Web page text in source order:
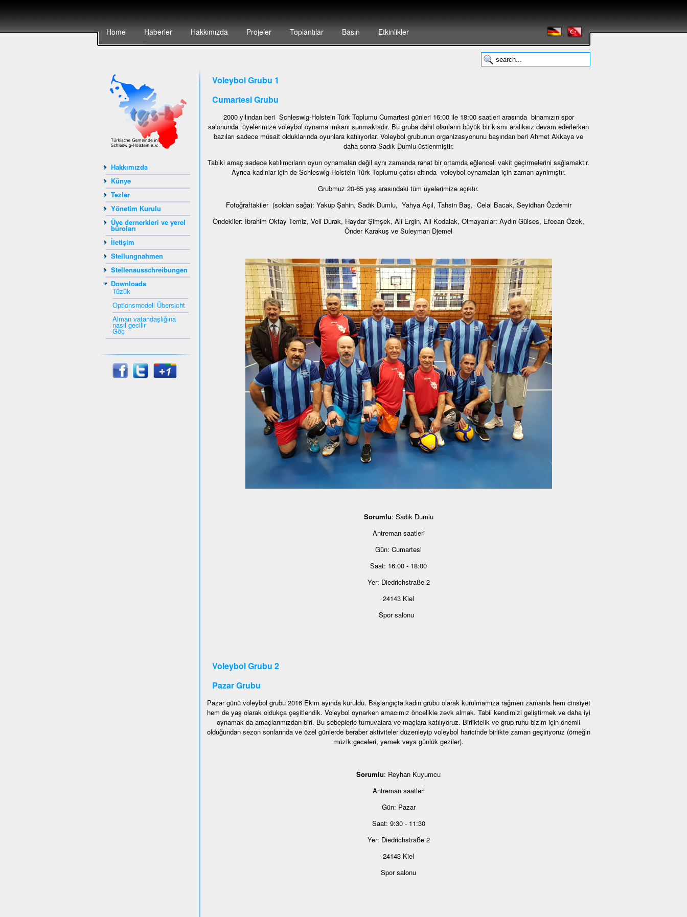
Home Haberler Hakkımızda Projeler Toplantılar Basın Etkinlikler
Hakkımızda
Künye
Tezler
Yönetim Kurulu
Üye dernerkleri ve yerel
büroları
İletişim
Stellungnahmen
Stellenausschreibungen
Downloads
Tüzük
Optionsmodell Übersicht
Alman vatandaşlığına
nasıl gecilir
Göç
Voleybol Grubu 1
Cumartesi Grubu
2000 yılından beri Schleswig-Holstein Türk Toplumu Cumartesi günleri 16:00 ile 18:00 saatleri arasında binamızın spor
salonunda üyelerimize voleybol oynama imkanı sunmaktadır. Bu gruba dahil olanların büyük bir kısmı aralıksız devam ederlerken
bazıları sadece müsait olduklarında oyunlara katılıyorlar. Voleybol grubunun organizasyonunu başından beri Ahmet Akkaya ve
daha sonra Sadık Dumlu üstlenmiştir.
Tabiki amaç sadece katılımcıların oyun oynamaları değil aynı zamanda rahat bir ortamda eğlenceli vakit geçirmelerini sağlamaktır.
Ayrıca kadınlar için de Schleswig-Holstein Türk Toplumu çatısı altında voleybol oynamaları için zaman ayrılmıştır.
Grubmuz 20-65 yaş arasındaki tüm üyelerimize açıktır.
Fotoğraftakiler (soldan sağa): Yakup Şahin, Sadık Dumlu, Yahya Açıl, Tahsin Baş, Celal Bacak, Seyidhan Özdemir
Öndekiler: İbrahim Oktay Temiz, Veli Durak, Haydar Şimşek, Ali Ergin, Ali Kodalak, Olmayanlar: Aydın Gülses, Efecan Özek,
Önder Karakuş ve Suleyman Djemel
Sorumlu: Sadık Dumlu
Antreman saatleri
Gün: Cumartesi
Saat: 16:00 - 18:00
Yer: Diedrichstraße 2
24143 Kiel
Spor salonu
Voleybol Grubu 2
Pazar Grubu
Pazar günü voleybol grubu 2016 Ekim ayında kuruldu. Başlangıçta kadın grubu olarak kurulmamıza rağmen zamanla hem cinsiyet
hem de yaş olarak oldukça çeşitlendik. Voleybol oynarken amacımız öncelikle zevk almak. Tabii kendimizi geliştirmek ve daha iyi
oynamak da amaçlarımızdan biri. Bu sebeplerle turnuvalara ve maçlara katılıyoruz. Birliktelik ve grup ruhu bizim için önemli
olduğundan sezon sonlarında ve özel günlerde beraber aktiviteler düzenleyip voleybol haricinde birlikte zaman geçiriyoruz (örneğin
müzik geceleri, yemek veya günlük geziler).
Sorumlu: Reyhan Kuyumcu
Antreman saatleri
Gün: Pazar
Saat: 9:30 - 11:30
Yer: Diedrichstraße 2
24143 Kiel
Spor salonu